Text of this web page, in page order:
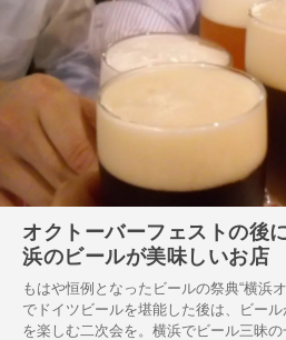
オクトーバーフェストの後
浜のビールが美味しいお店
もはや恒例となったビールの祭典“横浜
でドイツビールを堪能した後は、ビー
を楽しむ二次会を。横浜でビール三昧の